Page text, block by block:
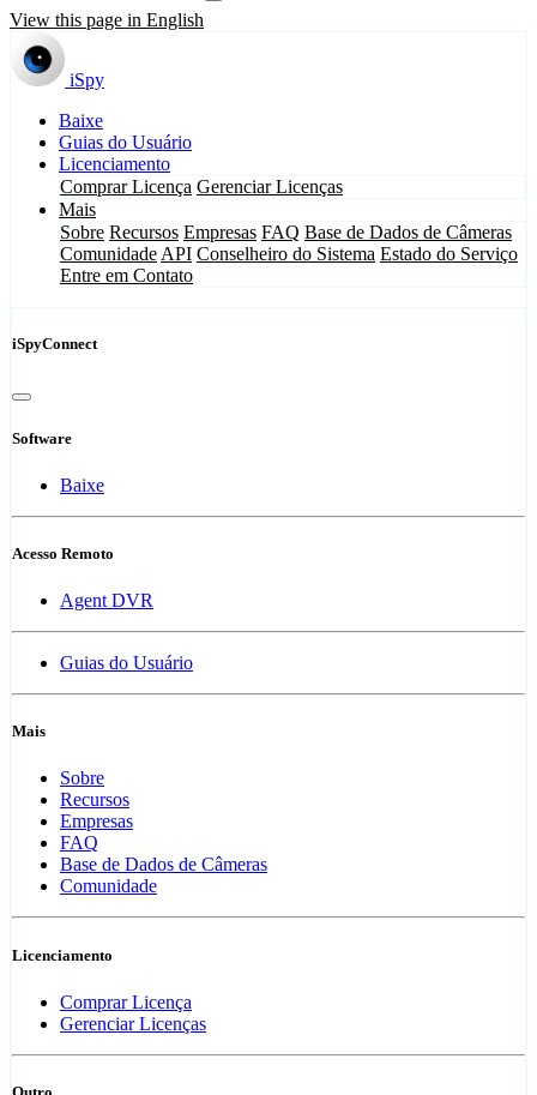
View this page in English
iSpy
Baixe
Guias do Usuário
Licenciamento
Comprar Licença Gerenciar Licenças
Mais
Sobre Recursos Empresas FAQ Base de Dados de Câmeras
Comunidade API Conselheiro do Sistema Estado do Serviço
Entre em Contato
iSpyConnect
Software
Baixe
Acesso Remoto
Agent DVR
Guias do Usuário
Mais
Sobre
Recursos
Empresas
FAQ
Base de Dados de Câmeras
Comunidade
Licenciamento
Comprar Licença
Gerenciar Licenças